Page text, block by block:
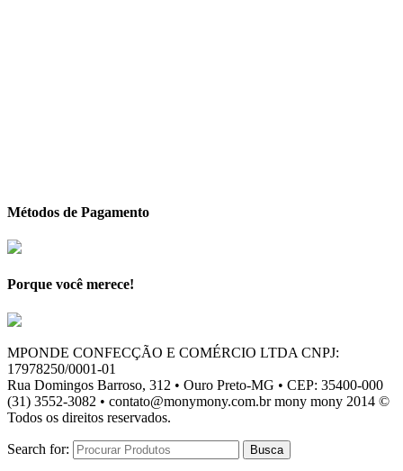
Métodos de Pagamento
Porque você merece!
MPONDE CONFECÇÃO E COMÉRCIO LTDA CNPJ:
17978250/0001-01
Rua Domingos Barroso, 312 • Ouro Preto-MG • CEP: 35400-000
(31) 3552-3082 • contato@monymony.com.br mony mony 2014 ©
Todos os direitos reservados.
Search for: